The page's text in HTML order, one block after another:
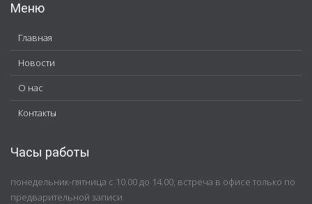
Меню
Главная
Новости
О нас
Контакты
Часы работы
понедельник-пятница с 10.00 до 14.00, встреча в офисе только по
предварительной записи